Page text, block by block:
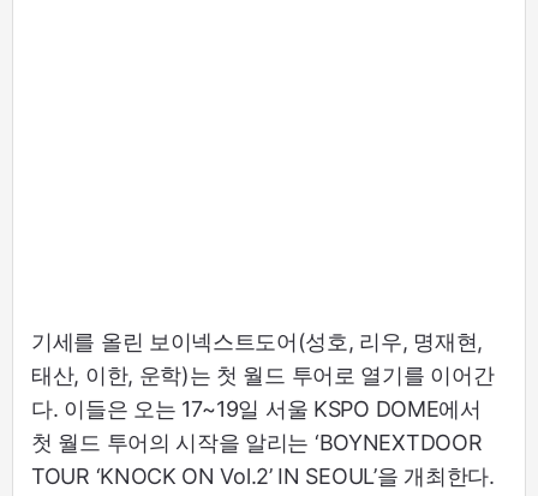
기세를 올린 보이넥스트도어(성호, 리우, 명재현,
태산, 이한, 운학)는 첫 월드 투어로 열기를 이어간
다. 이들은 오는 17~19일 서울 KSPO DOME에서
첫 월드 투어의 시작을 알리는 ‘BOYNEXTDOOR
TOUR ‘KNOCK ON Vol.2’ IN SEOUL’을 개최한다.